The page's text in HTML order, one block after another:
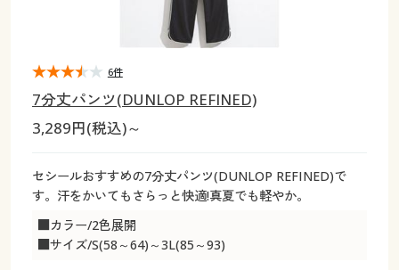
ジュニア・ティーンズ下着
大きいサイズ レディース服
大きいサイズ レディース下着
大きいサイズ メンズ
大きいサイズ 事務・制服
シークレットセール
商品カテゴリ一覧
カタログ
カタログ・チラシからのご注文
デジタルカタログ
大きいサイズ レディース下着
大きいサイズ メンズ
大きいサイズ 事務・制服
カタログ
カタログ・チラシからのご注文
カタログ無料プレゼント
会員メニュー
7分丈パンツ(DUNLOP REFINED)
3,289円(税込)～
セシールおすすめの7分丈パンツ(DUNLOP REFINED)で
す。汗をかいてもさらっと快適!真夏でも軽やか。
■カラー/2色展開
■サイズ/S(58～64)～3L(85～93)
6件